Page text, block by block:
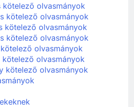
kötelező olvasmányok
kötelező olvasmányok
kötelező olvasmányok
kötelező olvasmányok
olvasmányok
olvasmányok
kötelező olvasmányok